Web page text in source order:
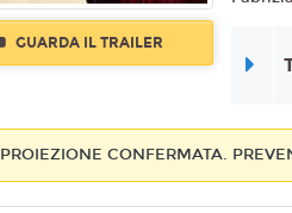
GUARDA IL TRAILER
PROIEZIONE CONFERMATA.